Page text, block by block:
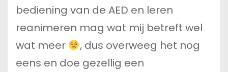
bediening van de AED en leren
reanimeren mag wat mij betreft wel
wat meer
, dus overweeg het nog
eens en doe gezellig een